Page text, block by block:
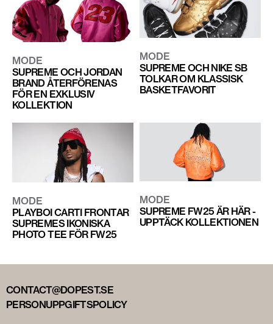
MODE
SUPREME OCH JORDAN
BRAND ÅTERFÖRENAS
FÖR EN EXKLUSIV
KOLLEKTION
MODE
SUPREME OCH NIKE SB
TOLKAR OM KLASSISK
BASKETFAVORIT
MODE
PLAYBOI CARTI FRONTAR
SUPREMES IKONISKA
PHOTO TEE FÖR FW25
MODE
SUPREME FW25 ÄR HÄR -
UPPTÄCK KOLLEKTIONEN
CONTACT@DOPEST.SE
PERSONUPPGIFTSPOLICY